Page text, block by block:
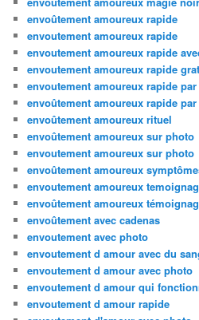
envoûtement amoureux rapide
envoutement amoureux rapide
envoutement amoureux rapide
envoutement amoureux rapide
envoutement amoureux rapide
envoûtement amoureux rapide
envoûtement amoureux rituel
envoûtement amoureux sur photo
envoutement amoureux sur photo
envoûtement amoureux
envoutement amoureux
envoûtement amoureux
envoûtement avec cadenas
envoutement avec photo
envoutement d amour avec du
envoutement d amour avec photo
envoutement d amour qui
envoutement d amour rapide